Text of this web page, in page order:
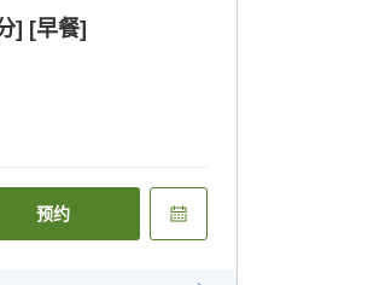
] [早餐]
预约